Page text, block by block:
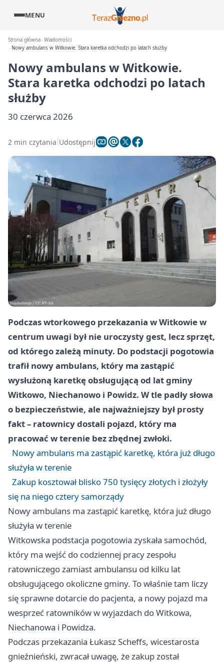
MENU
Strona główna Wiadomości
Nowy ambulans w Witkowie. Stara karetka odchodzi po latach służby
Nowy ambulans w Witkowie.
Stara karetka odchodzi po latach
służby
30 czerwca 2026
2 min czytania Udostępnij
Podczas wtorkowego przekazania w Witkowie w
centrum uwagi był nie uroczysty gest, lecz sprzęt,
od którego zależą minuty. Do podstacji pogotowia
trafił nowy ambulans, który ma zastąpić
wysłużoną karetkę obsługującą od lat gminy
Witkowo, Niechanowo i Powidz. W tle padły słowa
o bezpieczeństwie, ale najważniejszy był prosty
fakt – ratownicy dostali pojazd, który ma
pracować w terenie bez zbędnej zwłoki.
Nowy ambulans ma zastąpić karetkę, która już długo
służyła w terenie
Zakup kosztował blisko 750 tysięcy złotych i złożyły
się na niego cztery samorządy
Nowy ambulans ma zastąpić karetkę, która już długo
służyła w terenie
Witkowska podstacja pogotowia zyskała samochód,
który ma wejść do codziennej pracy zespołu
ratowniczego zamiast ambulansu od kilku lat
obsługującego okoliczne gminy. To właśnie tam liczy
się sprawne dotarcie do pacjenta, a nowy pojazd ma
wesprzeć ratowników w wyjazdach do Witkowa,
Niechanowa i Powidza.
Podczas przekazania Łukasz Scheffs, wicestarosta
gnieźnieński, zwracał uwagę, że zakup został